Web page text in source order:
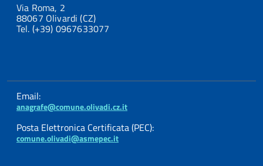
Via Roma, 2
88067 Olivardi (CZ)
Tel. (+39) 0967633077
Email:
anagrafe@comune.olivadi.cz.it
Posta Elettronica Certificata (PEC):
comune.olivadi@asmepec.it